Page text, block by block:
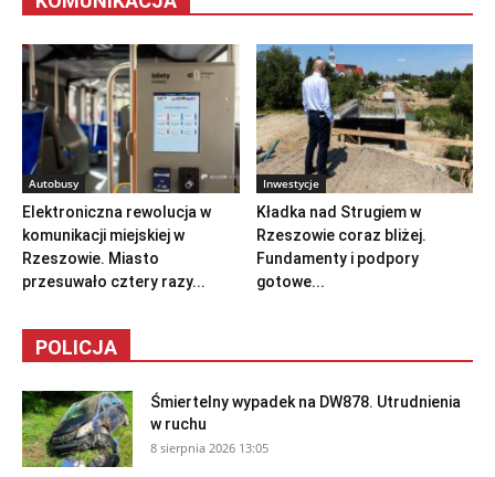
Autobusy
Elektroniczna rewolucja w
komunikacji miejskiej w
Rzeszowie. Miasto
przesuwało cztery razy...
Inwestycje
Kładka nad Strugiem w
Rzeszowie coraz bliżej.
Fundamenty i podpory
gotowe...
POLICJA
Śmiertelny wypadek na DW878. Utrudnienia
w ruchu
8 sierpnia 2026 13:05